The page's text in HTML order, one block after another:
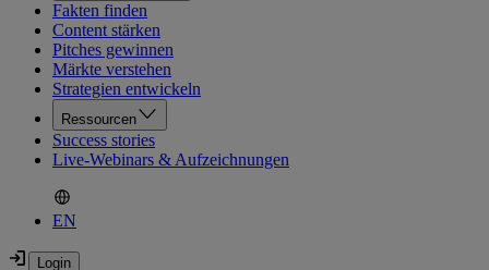
Fakten finden
Content stärken
Pitches gewinnen
Märkte verstehen
Strategien entwickeln
Ressourcen
Success stories
Live-Webinars & Aufzeichnungen
EN